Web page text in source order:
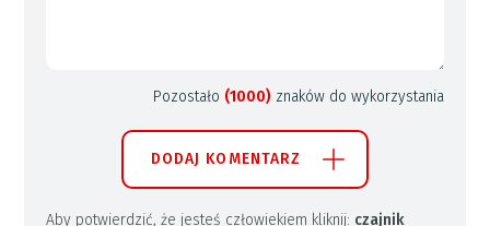
Pozostało (1000) znaków do wykorzystania
DODAJ KOMENTARZ
Aby potwierdzić, że jesteś człowiekiem kliknij: czajnik